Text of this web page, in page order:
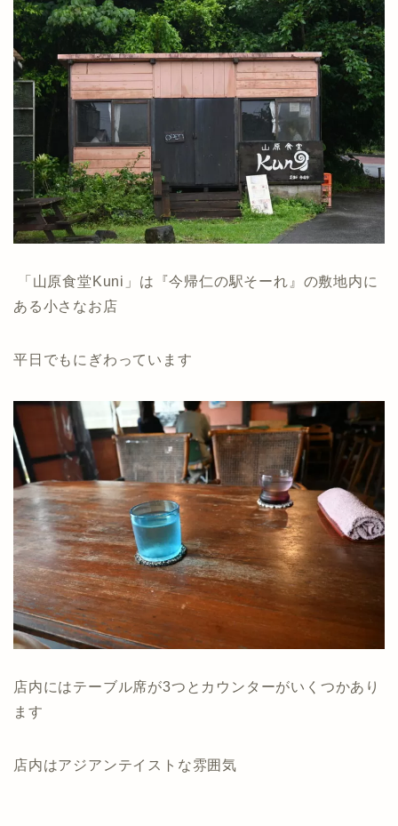
「山原食堂Kuni」は『今帰仁の駅そーれ』の敷地内に
ある小さなお店
平日でもにぎわっています
店内にはテーブル席が3つとカウンターがいくつかあり
ます
店内はアジアンテイストな雰囲気